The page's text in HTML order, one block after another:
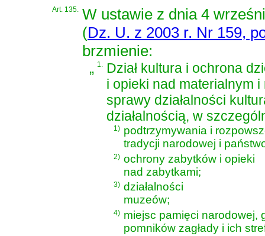
Art. 135. W ustawie z dnia 4
(Dz. U. z 2003 r. Nr 159,
brzmienie:
„1. Dział kultura i ochrona
i opieki nad materialnym
sprawy działalności
działalnością, w
1) podtrzymywania i
tradycji narodowej i
2) ochrony zabytków i opieki
nad zabytkami;
3) działalności
muzeów;
4) miejsc pamięci narodowej,
pomników zagłady i ich